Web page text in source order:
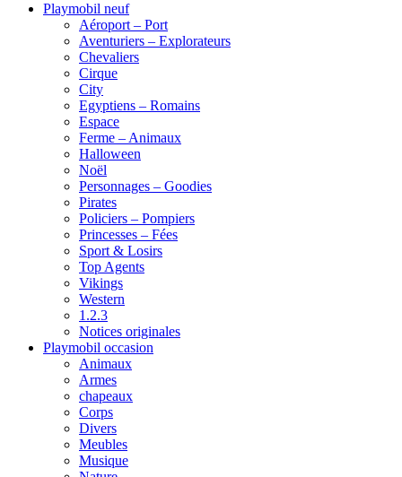
Playmobil neuf
Aéroport – Port
Aventuriers – Explorateurs
Chevaliers
Cirque
City
Egyptiens – Romains
Espace
Ferme – Animaux
Halloween
Noël
Personnages – Goodies
Pirates
Policiers – Pompiers
Princesses – Fées
Sport & Losirs
Top Agents
Vikings
Western
1.2.3
Notices originales
Playmobil occasion
Animaux
Armes
chapeaux
Corps
Divers
Meubles
Musique